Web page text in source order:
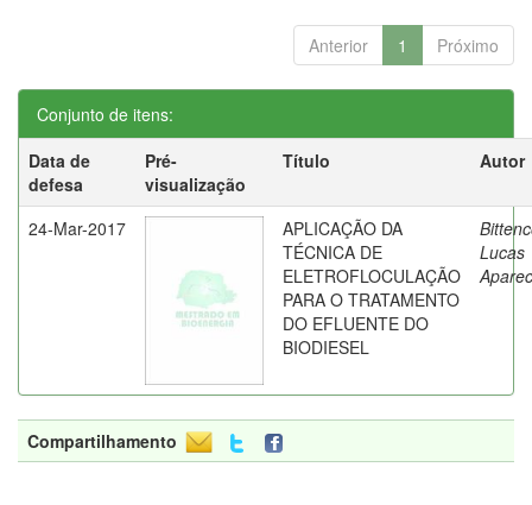
Anterior 1 Próximo
Conjunto de itens:
Data de
defesa
Pré-
visualização
Título Autor
24-Mar-2017
APLICAÇÃO DA
TÉCNICA DE
ELETROFLOCULAÇÃO
PARA O TRATAMENTO
DO EFLUENTE DO
BIODIESEL
Lucas
Compartilhamento